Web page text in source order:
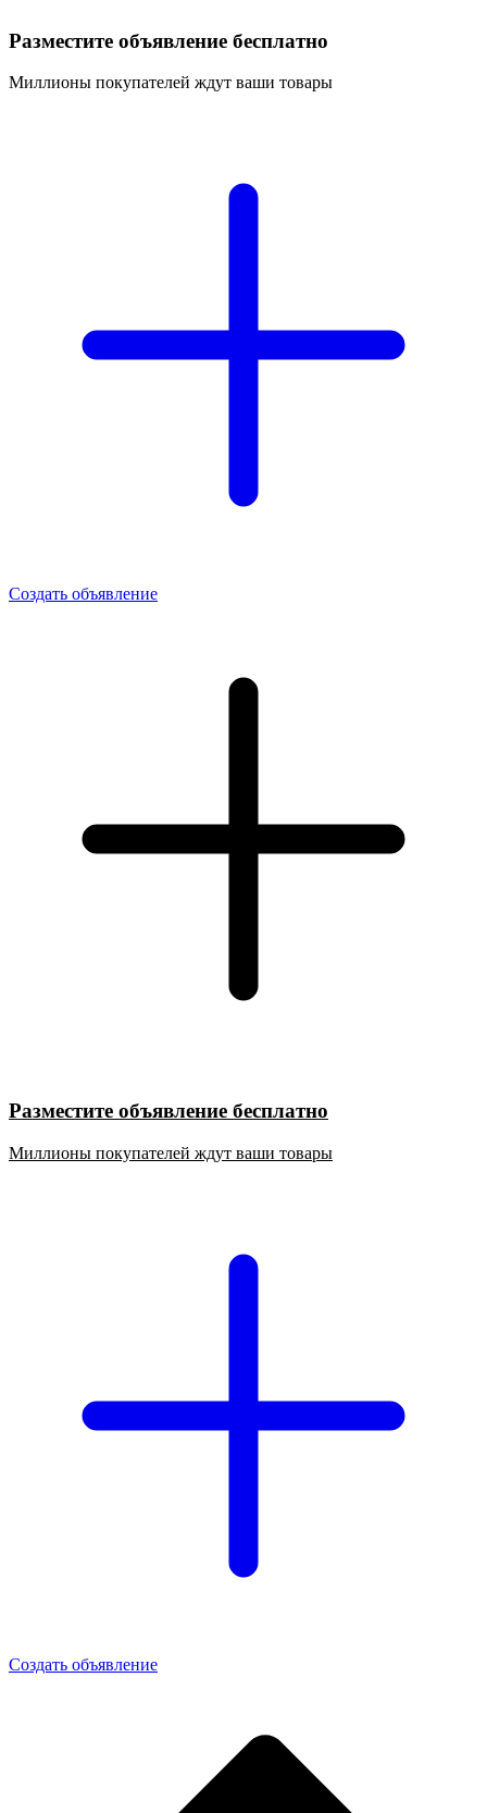
Разместите объявление бесплатно
Миллионы покупателей ждут ваши товары
Создать объявление
Разместите объявление бесплатно
Миллионы покупателей ждут ваши товары
Создать объявление